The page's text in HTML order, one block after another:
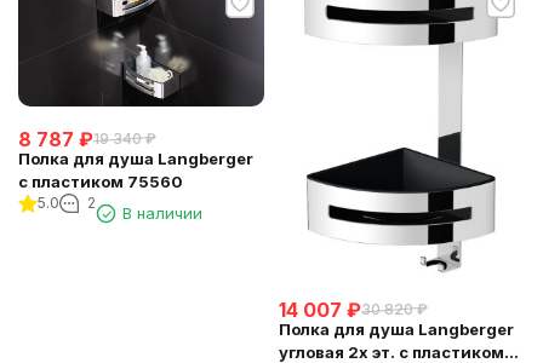
8 787 ₽19 340 ₽
Полка для душа Langberger
с пластиком 75560
5.0 2
В наличии
14 007 ₽30 820 ₽
Полка для душа Langberger
угловая 2х эт. с пластиком